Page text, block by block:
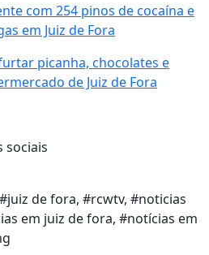
com 254 pinos de cocaína e
em Juiz de Fora
picanha, chocolates e
de Juiz de Fora
sociais
de fora, #rcwtv, #noticias
em juiz de fora, #notícias em